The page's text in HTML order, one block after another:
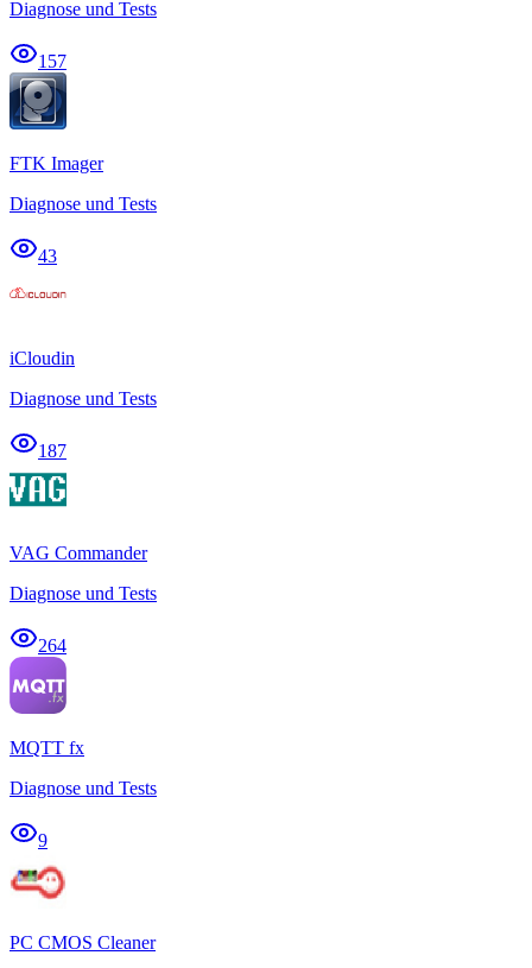
Diagnose und Tests
157
FTK Imager
Diagnose und Tests
43
iCloudin
Diagnose und Tests
187
VAG Commander
Diagnose und Tests
264
MQTT fx
Diagnose und Tests
9
PC CMOS Cleaner